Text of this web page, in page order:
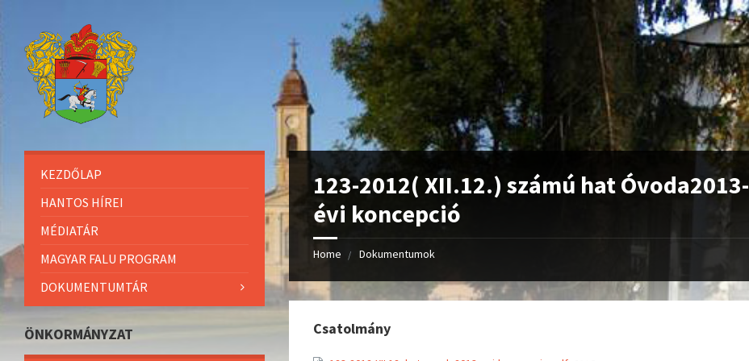
123-2012( XII.12.) számú hat Óvoda2013-
évi koncepció
Home Dokumentumok
Csatolmány
KEZDŐLAP
HANTOS HÍREI
MÉDIATÁR
MAGYAR FALU PROGRAM
DOKUMENTUMTÁR
ÖNKORMÁNYZAT